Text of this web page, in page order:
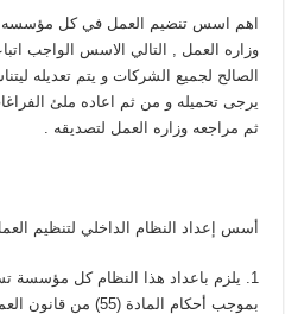
اهم اسس تنضيم العمل في كل مؤسسه
وزاره العمل , التالي الاسس الواجب
الصالح لجميع الشركات و يتم تعديله
يرجى تحميله و من ثم اعاده ملئ
ثم مراجعه وزاره العمل لتصديقه .
أسس إعداد النظام الداخلي لتنظيم
1. يلزم باعداد هذا النظام كل
بموجب أحكام المادة